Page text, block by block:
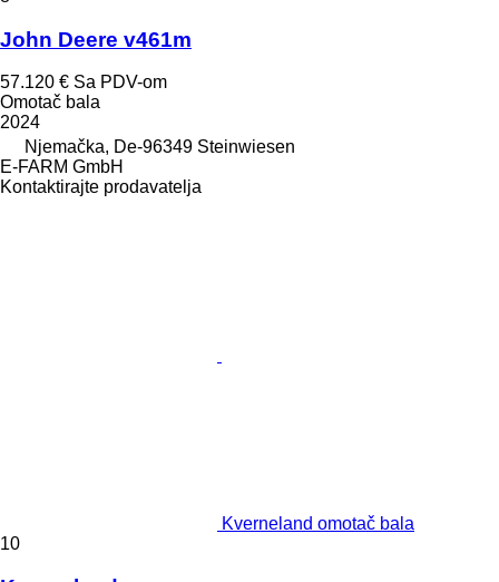
John Deere v461m
57.120 € Sa PDV-om
Omotač bala
2024
Njemačka, De-96349 Steinwiesen
E-FARM GmbH
Kontaktirajte prodavatelja
Kverneland omotač bala
10